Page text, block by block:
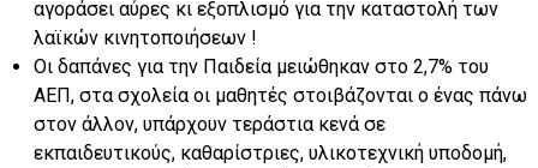
αγοράσει αύρες κι εξοπλισμό για την καταστολή των
λαϊκών κινητοποιήσεων !
Οι δαπάνες για την Παιδεία μειώθηκαν στο 2,7% του
ΑΕΠ, στα σχολεία οι μαθητές στοιβάζονται ο ένας πάνω
στον άλλον, υπάρχουν τεράστια κενά σε
εκπαιδευτικούς, καθαρίστριες, υλικοτεχνική υποδομή,